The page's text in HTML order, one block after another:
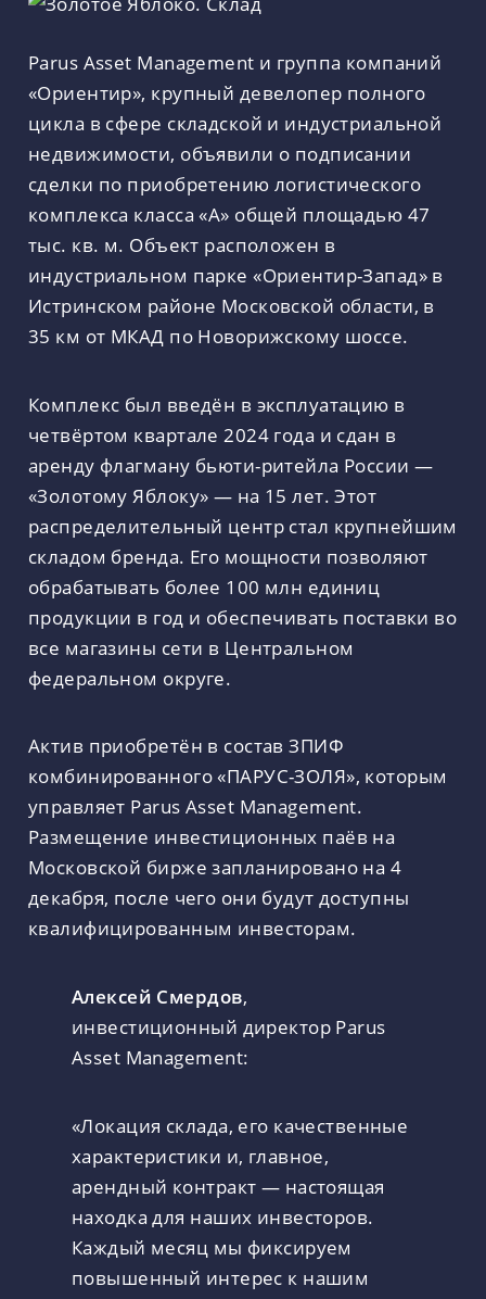
Parus Asset Management и группа компаний
«Ориентир», крупный девелопер полного
цикла в сфере складской и индустриальной
недвижимости, объявили о подписании
сделки по приобретению логистического
комплекса класса «А» общей площадью 47
тыс. кв. м. Объект расположен в
индустриальном парке «Ориентир-Запад» в
Истринском районе Московской области, в
35 км от МКАД по Новорижскому шоссе.
Комплекс был введён в эксплуатацию в
четвёртом квартале 2024 года и сдан в
аренду флагману бьюти-ритейла России —
«Золотому Яблоку» — на 15 лет. Этот
распределительный центр стал крупнейшим
складом бренда. Его мощности позволяют
обрабатывать более 100 млн единиц
продукции в год и обеспечивать поставки во
все магазины сети в Центральном
федеральном округе.
Актив приобретён в состав ЗПИФ
комбинированного «ПАРУС-ЗОЛЯ», которым
управляет Parus Asset Management.
Размещение инвестиционных паёв на
Московской бирже запланировано на 4
декабря, после чего они будут доступны
квалифицированным инвесторам.
Алексей Смердов,
инвестиционный директор Parus
Asset Management:
«Локация склада, его качественные
характеристики и, главное,
арендный контракт — настоящая
находка для наших инвесторов.
Каждый месяц мы фиксируем
повышенный интерес к нашим